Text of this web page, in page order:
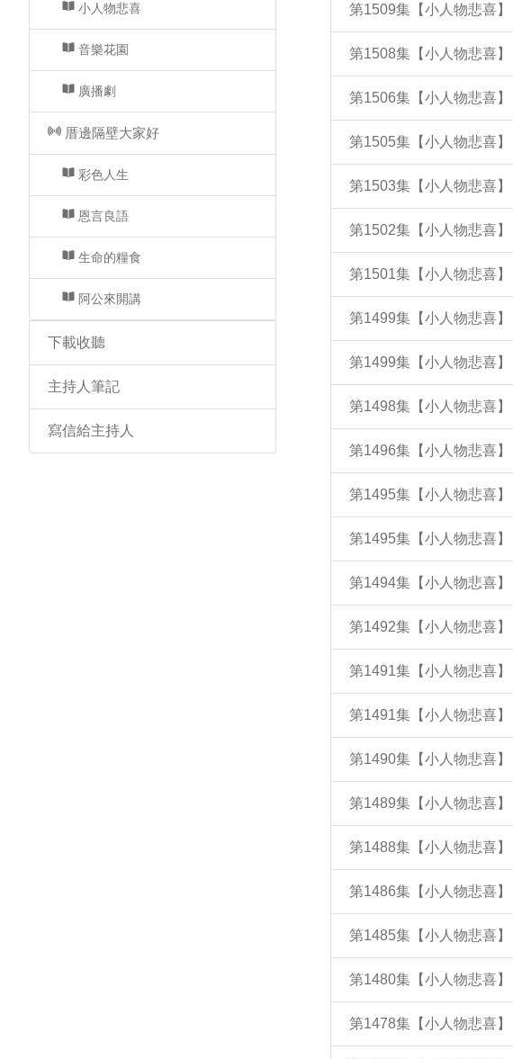
小人物悲喜
音樂花園
廣播劇
厝邊隔壁大家好
彩色人生
恩言良語
生命的糧食
阿公來開講
下載收聽
主持人筆記
寫信給主持人
第1509集【小人物悲喜
第1508集【小人物悲喜
第1506集【小人物悲喜
第1505集【小人物悲喜
第1503集【小人物悲喜
第1502集【小人物悲喜
第1501集【小人物悲喜
第1499集【小人物悲喜
第1499集【小人物悲喜
第1498集【小人物悲喜
第1496集【小人物悲喜
第1495集【小人物悲喜
第1495集【小人物悲喜
第1494集【小人物悲喜
第1492集【小人物悲喜
第1491集【小人物悲喜
第1491集【小人物悲喜
第1490集【小人物悲喜
第1489集【小人物悲喜
第1488集【小人物悲喜
第1486集【小人物悲喜
第1485集【小人物悲喜
第1480集【小人物悲喜
第1478集【小人物悲喜